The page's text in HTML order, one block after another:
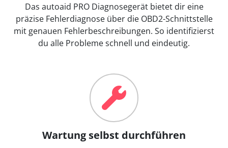
Das autoaid PRO Diagnosegerät bietet dir eine
präzise Fehlerdiagnose über die OBD2-Schnittstelle
mit genauen Fehlerbeschreibungen. So identifizierst
du alle Probleme schnell und eindeutig.
Wartung selbst durchführen